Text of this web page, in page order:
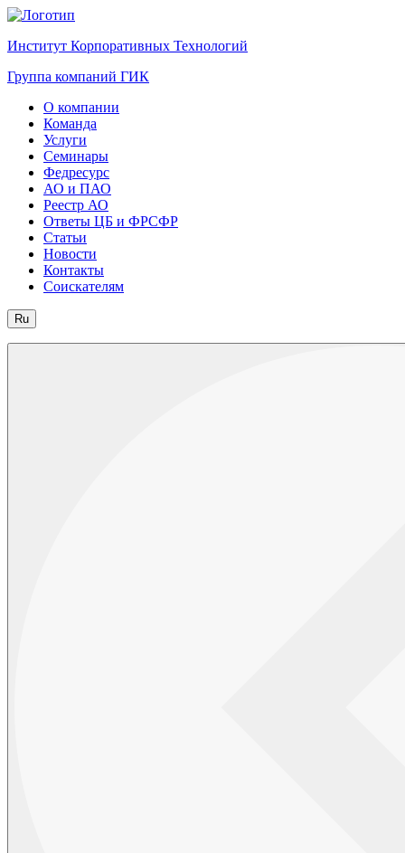
Институт Корпоративных Технологий
Группа компаний ГИК
О компании
Команда
Услуги
Семинары
Федресурс
АО и ПАО
Реестр АО
Ответы ЦБ и ФРСФР
Статьи
Новости
Контакты
Соискателям
Ru